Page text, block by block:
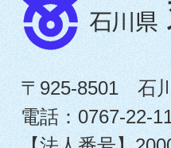
〒925-8501 石
電話：0767-22-